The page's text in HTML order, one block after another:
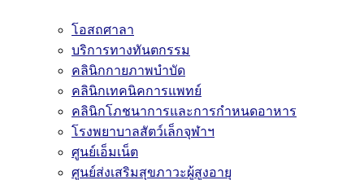
โอสถศาลา
บริการทางทันตกรรม
คลินิกกายภาพบำบัด
คลินิกเทคนิคการแพทย์
คลินิกโภชนาการและการกำหนดอาหาร
โรงพยาบาลสัตว์เล็กจุฬาฯ
ศูนย์เอ็มเน็ต
ศูนย์ส่งเสริมสุขภาวะผู้สูงอายุ